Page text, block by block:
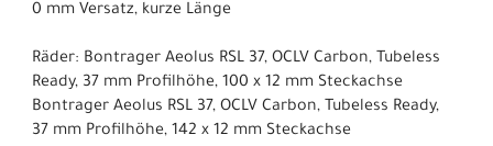
0 mm Versatz, kurze Länge
Räder: Bontrager Aeolus RSL 37, OCLV Carbon, Tubeless
Ready, 37 mm Profilhöhe, 100 x 12 mm Steckachse
Bontrager Aeolus RSL 37, OCLV Carbon, Tubeless Ready,
37 mm Profilhöhe, 142 x 12 mm Steckachse